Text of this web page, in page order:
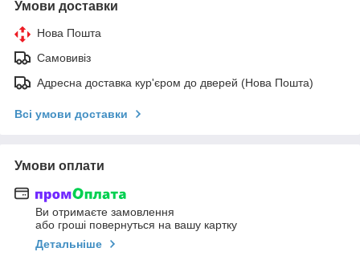
Умови доставки
Нова Пошта
Самовивіз
Адресна доставка кур'єром до дверей (Нова Пошта)
Всі умови доставки
Умови оплати
Ви отримаєте замовлення
або гроші повернуться на вашу картку
Детальніше